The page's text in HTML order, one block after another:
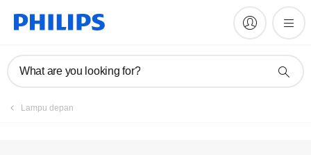
What are you looking for?
Lampu depan
Daftarkan produk